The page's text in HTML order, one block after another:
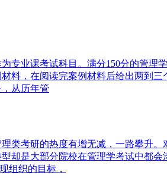
专业课考试科目。满分150分的管
料，在阅读完案例材料后给出两到
从历年管
类考研的热度有增无减，一路攀升
却是大部分院校在管理学考试中都
组织的目标，